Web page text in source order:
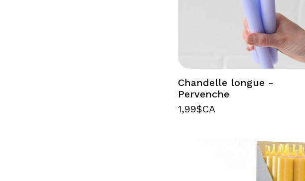
Chandelle longue -
Pervenche
1,99$CA